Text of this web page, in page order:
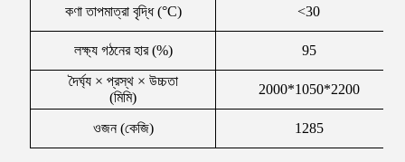
কণা তাপমাত্রা বৃদ্ধি (°C) <30
লক্ষ্য গঠনের হার (%)
95
দৈর্ঘ্য × প্রস্থ × উচ্চতা
(মিমি)
2000*1050*2200
ওজন (কেজি) 1285